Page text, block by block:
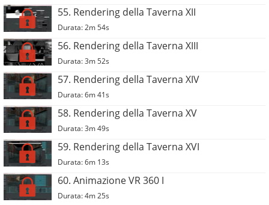
55. Rendering della Taverna XII
Durata: 2m 54s
56. Rendering della Taverna XIII
Durata: 3m 52s
57. Rendering della Taverna XIV
Durata: 6m 41s
58. Rendering della Taverna XV
Durata: 3m 49s
59. Rendering della Taverna XVI
Durata: 6m 13s
60. Animazione VR 360 I
Durata: 4m 25s